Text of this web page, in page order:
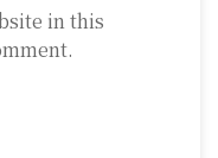
in this